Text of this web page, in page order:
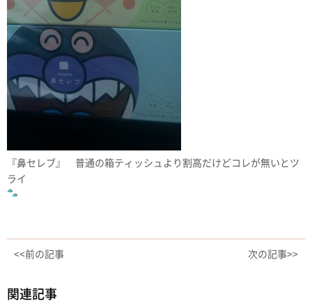
『鼻セレブ』 普通の箱ティッシュより割高だけどコレが無いとツ
ライ
<<前の記事 次の記事>>
関連記事